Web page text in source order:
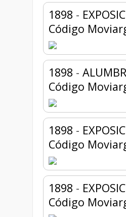
1898 -
Código
1898 -
Código
1898 -
Código
1898 -
Código